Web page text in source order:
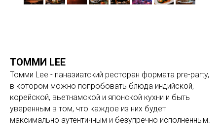
ТОММИ LEE
Томми Lee - паназиатский ресторан формата pre-party,
в котором можно попробовать блюда индийской,
корейской, вьетнамской и японской кухни и быть
уверенным в том, что каждое из них будет
максимально аутентичным и безупречно исполненным.